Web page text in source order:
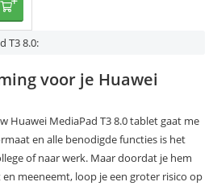
T3 8.0:
voor je Huawei
Huawei MediaPad T3 8.0 tablet gaat me
en alle benodigde functies is het
of naar werk. Maar doordat je hem
meeneemt, loop je een groter risico op